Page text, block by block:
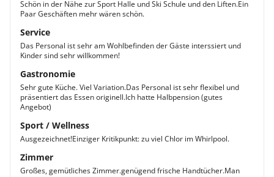
Schön in der Nähe zur Sport Halle und Ski Schule und den Liften.Ein
Paar Geschäften mehr wären schön.
Service
Das Personal ist sehr am Wohlbefinden der Gäste interssiert und
Kinder sind sehr willkommen!
Gastronomie
Sehr gute Küche. Viel Variation.Das Personal ist sehr flexibel und
präsentiert das Essen originell.Ich hatte Halbpension (gutes
Angebot)
Sport / Wellness
Ausgezeichnet!Einziger Kritikpunkt: zu viel Chlor im Whirlpool.
Zimmer
Großes, gemütliches Zimmer.genügend frische Handtücher.Man